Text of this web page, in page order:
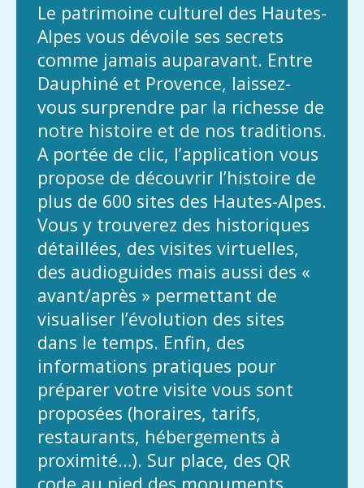
Le patrimoine culturel des Hautes-
Alpes vous dévoile ses secrets
comme jamais auparavant. Entre
Dauphiné et Provence, laissez-
vous surprendre par la richesse de
notre histoire et de nos traditions.
A portée de clic, l’application vous
propose de découvrir l’histoire de
plus de 600 sites des Hautes-Alpes.
Vous y trouverez des historiques
détaillées, des visites virtuelles,
des audioguides mais aussi des «
avant/après » permettant de
visualiser l’évolution des sites
dans le temps. Enfin, des
informations pratiques pour
préparer votre visite vous sont
proposées (horaires, tarifs,
restaurants, hébergements à
proximité…). Sur place, des QR